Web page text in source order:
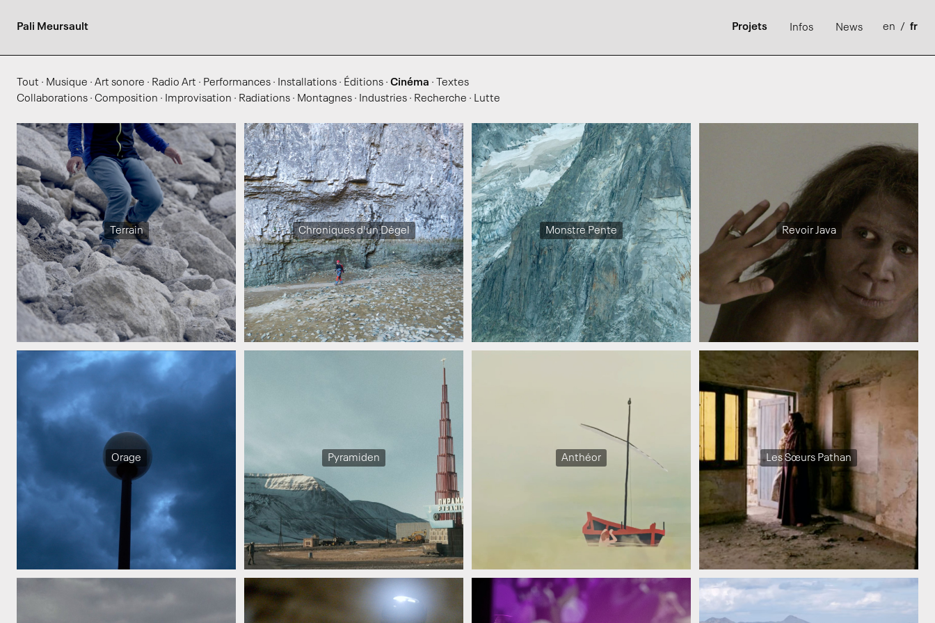
Pali Meursault Projets Infos News en / fr
Tout · Musique · Art sonore · Radio Art · Performances · Installations · Éditions · Cinéma ·
Textes
Collaborations · Composition · Improvisation · Radiations · Montagnes · Industries · Recherche · Lutte
Terrain Chroniques d'un Dégel Monstre Pente Revoir Java
Orage Pyramiden Anthéor Les Sœurs Pathan